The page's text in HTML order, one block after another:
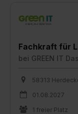
Fachkraft für
bei GREEN IT
58313
01.08.2027
1 freier Platz